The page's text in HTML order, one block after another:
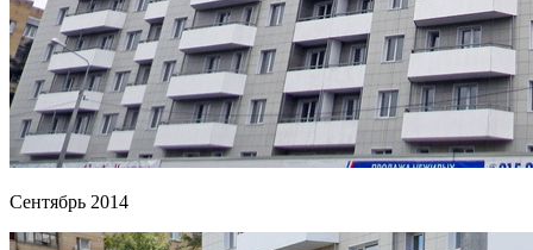
Сентябрь 2014